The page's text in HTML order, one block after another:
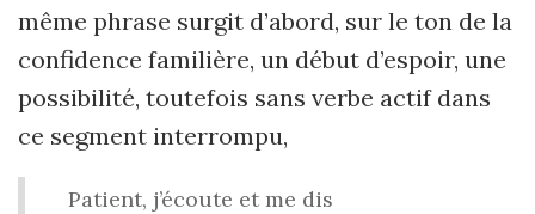
même phrase surgit d’abord, sur le ton de la
confidence familière, un début d’espoir, une
possibilité, toutefois sans verbe actif dans
ce segment interrompu,
Patient, j’écoute et me dis